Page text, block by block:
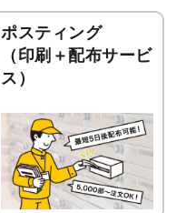
ポスティング
（印刷＋配布サービ
ス）